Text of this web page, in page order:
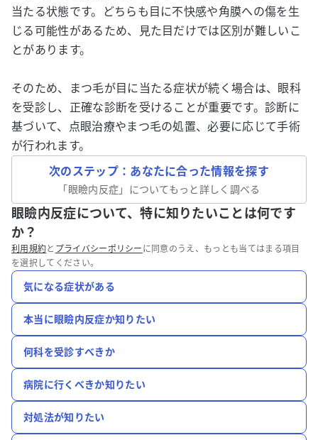
当たる状態です。どちらも目に不快感や角膜への傷を生
じる可能性があるため、見た目だけでは区別が難しいこ
とがあります。
そのため、まつ毛が目に当たる症状が続く場合は、眼科
を受診し、正確な診断を受けることが重要です。診断に
基づいて、点眼治療やまつ毛の処置、必要に応じて手術
が行われます。
次のステップ：あなたに合った情報を探す
「眼瞼内反症 」についてもっと詳しく調べる
眼瞼内反症について、特に知りたいことは何です
か？
利用規約と プライバシーポリシー に同意のうえ、もっとも当てはまる項目
を選択してください。
気になる症状がある
本当に眼瞼内反症か知りたい
何科を受診すべきか
病院に行くべきか知りたい
対処法が知りたい